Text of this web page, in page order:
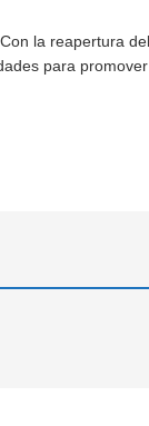
la reapertura
para